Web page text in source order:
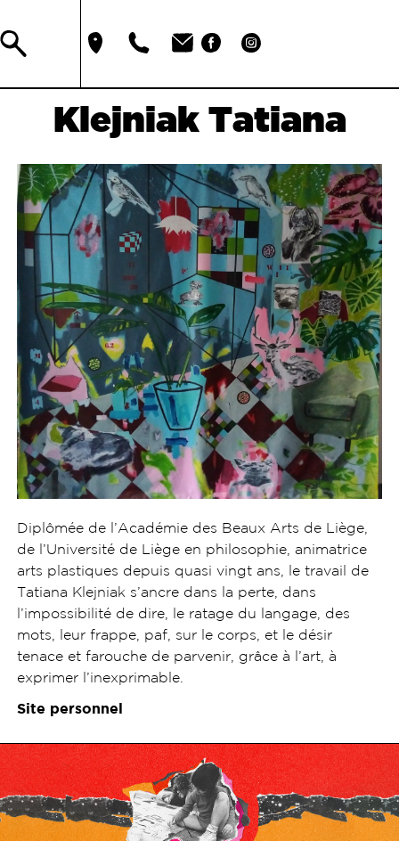
Klejniak Tatiana
Diplômée de l’Académie des Beaux Arts de Liège,
de l’Université de Liège en philosophie, animatrice
arts plastiques depuis quasi vingt ans, le travail de
Tatiana Klejniak s’ancre dans la perte, dans
l’impossibilité de dire, le ratage du langage, des
mots, leur frappe, paf, sur le corps, et le désir
tenace et farouche de parvenir, grâce à l’art, à
exprimer l’inexprimable.
Site personnel